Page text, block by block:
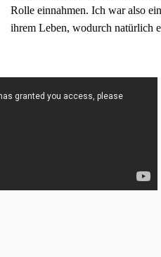
Rolle einnahmen. Ich war also
ihrem Leben, wodurch natürlich